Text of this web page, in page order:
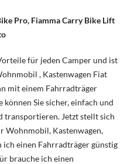
Pro, Fiamma Carry Bike Lift
für jeden Camper und ist
, Kastenwagen Fiat
mit einem Fahrradträger
Sie sicher, einfach und
transportieren. Jetzt stellt sich
Wohnmobil, Kastenwagen,
ich einen Fahrradträger günstig
brauche ich einen